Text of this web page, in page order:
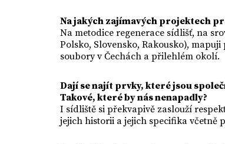
Na jakých zajímavých projektech
Na metodice regenerace sídlišť, na
Polsko, Slovensko, Rakousko),
soubory v Čechách a přilehlém okolí.
Dají se najít prvky, které jsou
Takové, které by nás nenapadly?
I sídliště si překvapivě zaslouží
jejich historii a jejich specifika včetně